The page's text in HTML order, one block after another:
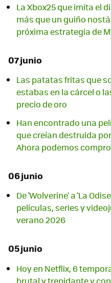
La Xbox25 que imita el
más que un guiño
próxima estrategia de
07 junio
Las patatas fritas que
estabas en la cárcel o
precio de oro
Han encontrado una
que creían destruida
Ahora podemos
06 junio
De 'Wolverine' a 'La
películas, series y
verano 2026
05 junio
Hoy en Netflix, 6
brutal y trepidante y